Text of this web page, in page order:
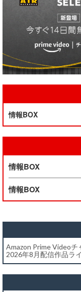
情報BOX
情報BOX
情報BOX
Amazon Prime Videoチ
2026年8月配信作品ラ